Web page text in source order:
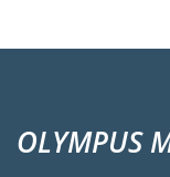
OLYMPUS